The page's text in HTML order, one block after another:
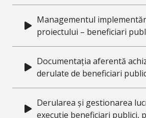
Managementul
proiectului – beneficiari
Documentația aferentă
derulate de beneficiari
Derularea și gestionarea
execuție beneficiari publici,